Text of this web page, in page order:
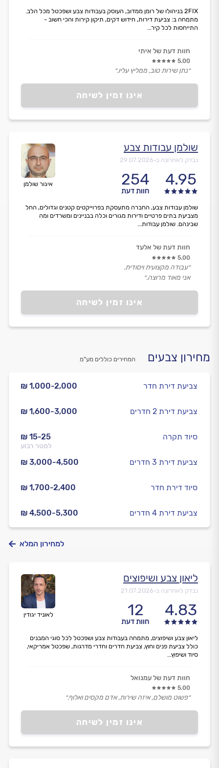
אינו זמין לשיחה
2FIX בניהולו של רומן ממדוב, העוסק בעבודות צבע ושפכטל מכל הלב.
מתמחה ב: צביעת דירות, חידוש דקים, תיקון קירות והכי חשוב -
התייחסות לכל קיר...
חוות דעת של איתי
5.00
״נתן שירות טוב, ממליץ עליו.״
איגור שולמן
שולמן עבודות צבע
נבדק לאחרונה ב-29.07.2026
4.95
254
חוות דעת
אינו זמין לשיחה
שולמן עבודות צבע, החברה מתעסקת בפרוייקטים קטנים וגדולים, החל
מצביעת בתים פרטיים ודירות מגורים וכלה בבניינים ומשרדים ומה
שבינהם. שולמן עבודות...
חוות דעת של אלעד
5.00
״עבודה מקצועית ויסודית.
אני מאוד מרוצה.״
מחירון צבעים המחירים כוללים מע”מ
₪ 1,000-2,000 צביעת דירת חדר
₪ 1,600-3,000 צביעת דירת 2 חדרים
₪ 15-25
למטר רבוע
סיוד תקרה
₪ 3,000-4,500 צביעת דירת 3 חדרים
₪ 1,700-2,400 סיוד דירת חדר
₪ 4,500-5,300 צביעת דירת 4 חדרים
למחירון המלא
לאוניד יגודין
ליאון צבע ושיפוצים
נבדק לאחרונה ב-21.07.2026
4.83
12
חוות דעת
אינו זמין לשיחה
ליאון צבע ושיפוצים, מתמחה בעבודות צבע ושפכטל לכל סוגי המבנים
כולל צביעת פנים וחוץ, צביעת חדרים וחדרי מדרגות, שפכטל אמריקאי,
סיוד ושיפוץ...
חוות דעת של עמנואל
5.00
״פשוט מושלם, איזה שירות, אדם מקסים ואלוף.״